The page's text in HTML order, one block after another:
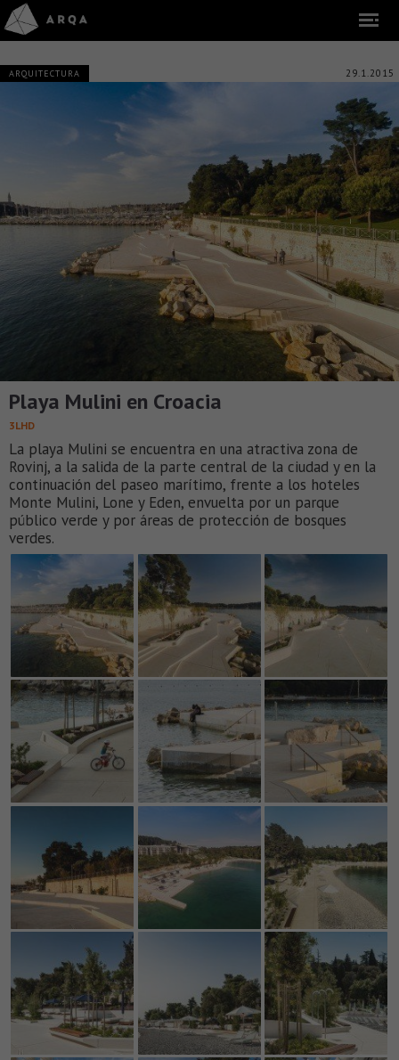
ARQUITECTURA 29.1.2015
Playa Mulini en Croacia
3LHD
La playa Mulini se encuentra en una atractiva zona de
Rovinj, a la salida de la parte central de la ciudad y en la
continuación del paseo marítimo, frente a los hoteles
Monte Mulini, Lone y Eden, envuelta por un parque
público verde y por áreas de protección de bosques
verdes.